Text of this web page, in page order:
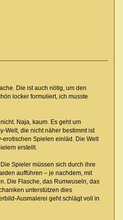
Die ist auch nötig, um den
locker formuliert, ich musste
Naja, kaum. Es geht um
Welt, die nicht näher bestimmt ist
erotischen Spielen einläd. Die Welt
erstellt.
Spieler müssen sich durch ihre
aufführen – je nachdem, mit
Die Flasche, das Rumwuseln, das
unterstützen dies
Ausmalerei geht schlägt voll in